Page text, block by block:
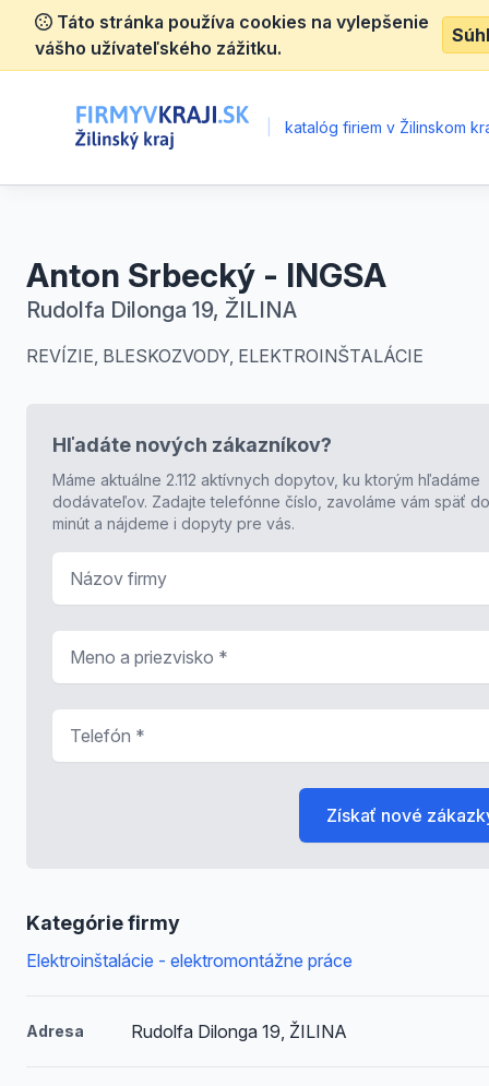
Táto stránka používa cookies na vylepšenie
vášho užívateľského zážitku.
katalóg firiem v Žilinskom
Anton Srbecký - INGSA
Rudolfa Dilonga 19, ŽILINA
REVÍZIE, BLESKOZVODY, ELEKTROINŠTALÁCIE
Kategórie firmy
Elektroinštalácie - elektromontážne práce
Adresa Rudolfa Dilonga 19, ŽILINA
Hľadáte nových zákazníkov?
Máme aktuálne 2.112 aktívnych dopytov, ku ktorým hľadáme
dodávateľov. Zadajte telefónne číslo, zavoláme vám späť
minút a nájdeme i dopyty pre vás.
Získať nové